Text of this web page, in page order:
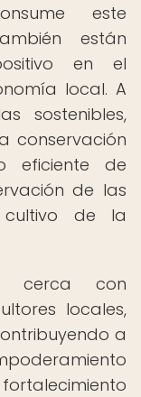
este
están
en el
local. A
sostenibles,
conservación
eficiente de
de las
cultivo de la
cerca con
locales,
a